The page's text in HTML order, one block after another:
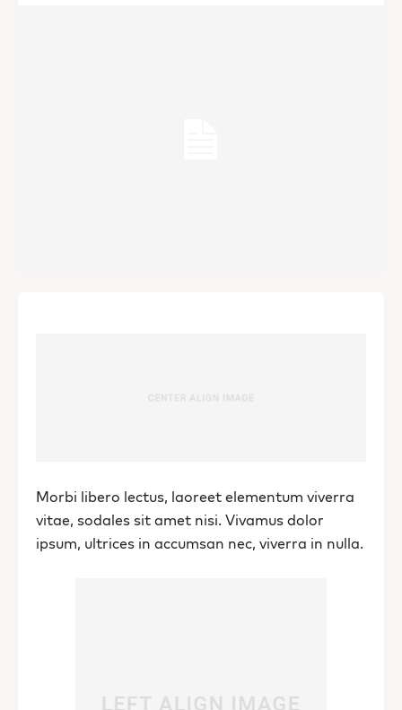
Morbi libero lectus, laoreet elementum viverra
vitae, sodales sit amet nisi. Vivamus dolor
ipsum, ultrices in accumsan nec, viverra in nulla.